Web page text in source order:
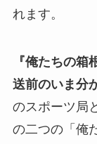
れます。
『俺たちの
送前のいま分
のスポーツ局
の二つの「俺